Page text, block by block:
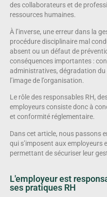
des collaborateurs et de
ressources humaines.
À l’inverse, une erreur dans la
procédure disciplinaire mal
absent ou un défaut de
conséquences importantes :
administratives, dégradation
l’image de l’organisation.
Le rôle des responsables RH,
employeurs consiste donc à
et conformité réglementaire.
Dans cet article, nous passons
qui s’imposent aux employeurs
permettant de sécuriser leur
L'employeur est
ses pratiques RH